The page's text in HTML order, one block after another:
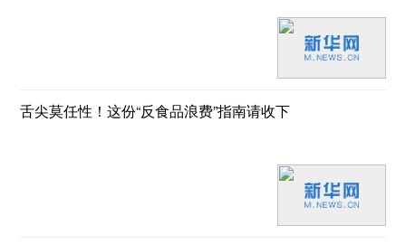
舌尖莫任性！这份“反食品浪费”指南请收下